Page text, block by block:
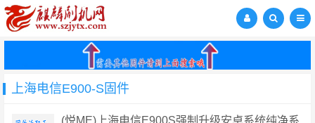
上海电信E900-S固件
(悦ME)上海电信E900S强制升级安卓系统纯净系